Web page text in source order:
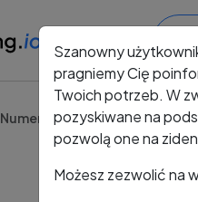
Numer +48 225 689 244
Szanowny
pragniemy Cię
Twoich potrzeb. W
pozyskiwane na
pozwolą one na
Możesz zezwolić na